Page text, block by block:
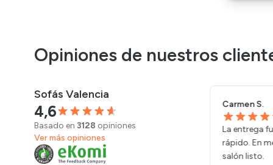
Opiniones de nuestros
Sofás Valencia
4,6
Basado en 3128 opiniones
Ver más opiniones
Carmen S.
La entrega fue puntual y el montaje
rápido. En media mañana ya teníamos el
salón listo.
Isabel N.
*** nos
que al
ha quedado